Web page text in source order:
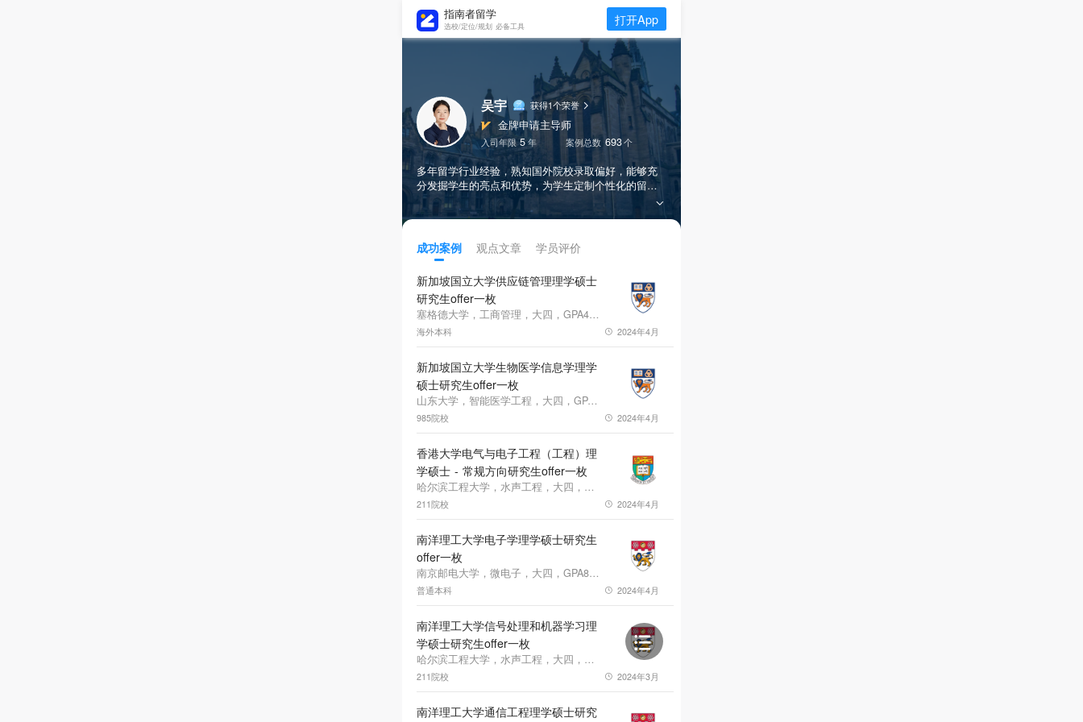
指南者留学
选校/定位/规划 必备工具 打开App
吴宇 获得1个荣誉
金牌申请主导师
入司年限 5年 案例总数 693个
多年留学行业经验，熟知国外院校录取偏好，能够充
分发掘学生的亮点和优势，为学生定制个性化的留学
申请服务方案，成功为数百名学子收获top院校的优质
offer。
成功案例 观点文章
学员评价
新加坡国立大学供应链管理理学硕士
研究生offer一枚
塞格德大学，工商管理，大四，GPA4.14，免（英文授课证明）
海外本科 2024年4月
新加坡国立大学生物医学信息学理学
硕士研究生offer一枚
山东大学，智能医学工程，大四，GPA82.32，雅思:6(L:5.5/R:6.5/W:6/S:6)
985院校 2024年4月
香港大学电气与电子工程（工程）理
学硕士 - 常规方向研究生offer一枚
哈尔滨工程大学，水声工程，大四，GPA82，雅思:6.5(L:7/R:7.5/W:6/S:5.5)
211院校 2024年4月
南洋理工大学电子学理学硕士研究生
offer一枚
南京邮电大学，微电子，大四，GPA87.28，雅思6.5
普通本科 2024年4月
南洋理工大学信号处理和机器学习理
学硕士研究生offer一枚
哈尔滨工程大学，水声工程，大四，GPA82，雅思:6.5(L:7/R:7.5/W:6/S:5.5)
211院校 2024年3月
南洋理工大学通信工程理学硕士研究